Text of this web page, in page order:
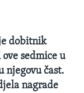
dobitnik
sedmice u
njegovu čast.
nagrade